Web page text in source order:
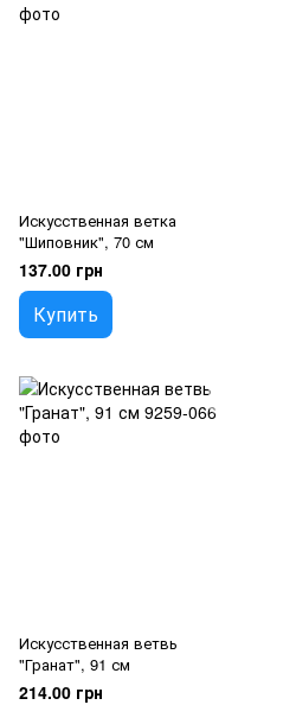
Искусственная ветка
"Шиповник", 70 см
137.00 грн
Купить
Искусственная ветвь
"Гранат", 91 см
214.00 грн